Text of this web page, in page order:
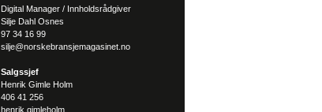
Digital Manager / Innholdsrådgiver
Silje Dahl Osnes
97 34 16 99
silje@norskebransjemagasinet.no
Salgssjef
Henrik Gimle Holm
406 41 256
henrik.gimleholm